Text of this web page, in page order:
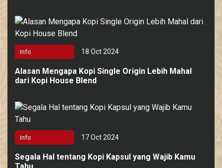
Info 18 Oct 2024
Alasan Mengapa Kopi Single Origin Lebih Mahal
dari Kopi House Blend
Info 17 Oct 2024
Segala Hal tentang Kopi Kapsul yang Wajib Kamu